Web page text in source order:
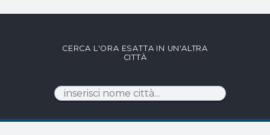
CERCA L'ORA ESATTA IN UN'ALTRA
CITTÀ